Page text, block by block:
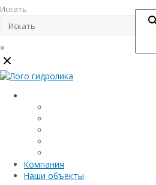
Искать
×
Компания
Наши объекты